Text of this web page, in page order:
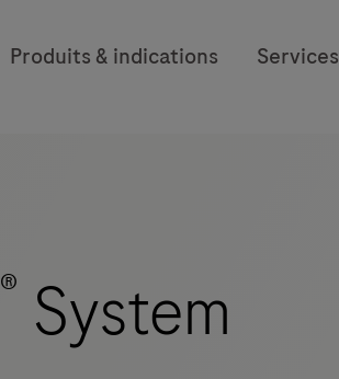
Produits & indications Services
® System